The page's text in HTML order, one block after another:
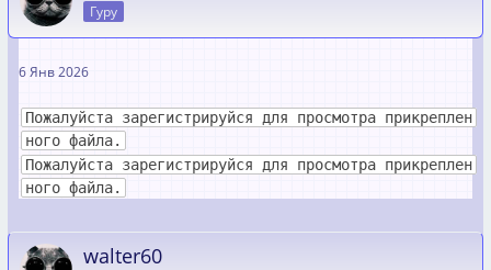
Гуру
6 Янв 2026
Пожалуйста зарегистрируйся для просмотра прикреплен
ного файла.
Пожалуйста зарегистрируйся для просмотра прикреплен
ного файла.
walter60